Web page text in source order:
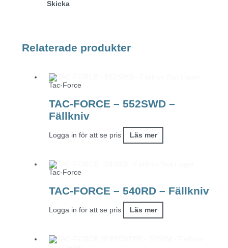
Relaterade produkter
Tac-Force
TAC-FORCE – 552SWD –
Fällkniv
Logga in för att se pris Läs mer
Tac-Force
TAC-FORCE – 540RD – Fällkniv
Logga in för att se pris Läs mer